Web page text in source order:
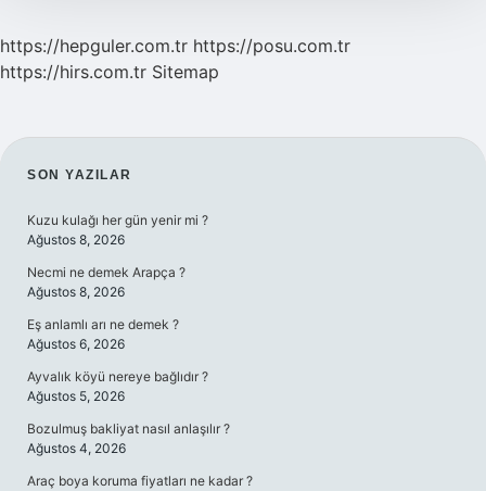
https://hepguler.com.tr https://posu.com.tr
https://hirs.com.tr Sitemap
SIDEBAR
SON YAZILAR
Kuzu kulağı her gün yenir mi ?
Ağustos 8, 2026
Necmi ne demek Arapça ?
Ağustos 8, 2026
Eş anlamlı arı ne demek ?
Ağustos 6, 2026
Ayvalık köyü nereye bağlıdır ?
Ağustos 5, 2026
Bozulmuş bakliyat nasıl anlaşılır ?
Ağustos 4, 2026
Araç boya koruma fiyatları ne kadar ?